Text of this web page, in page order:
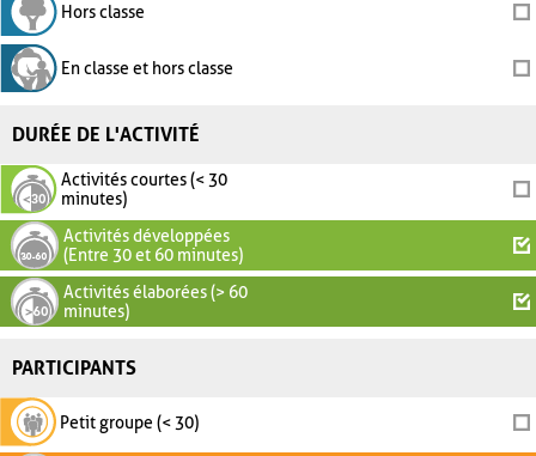
Hors classe
En classe et hors classe
DURÉE DE L'ACTIVITÉ
Activités courtes (< 30
minutes)
Activités développées
(Entre 30 et 60 minutes)
Activités élaborées (> 60
minutes)
PARTICIPANTS
Petit groupe (< 30)